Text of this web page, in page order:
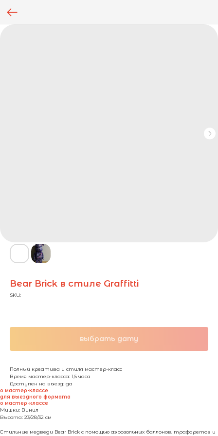
Bear Brick в стиле Graffitti
SKU:
выбрать дату
Полный креатива и стиля мастер-класс
Время мастер-класса: 1,5 часа
Доступен на выезд: да
о мастер-классе
для выездного формата
о мастер-классе
Мишки: Винил
Высота: 23/28/32 см
Стильные медведи Bear Brick с помощью аэрозольных баллонов, трафаретов и